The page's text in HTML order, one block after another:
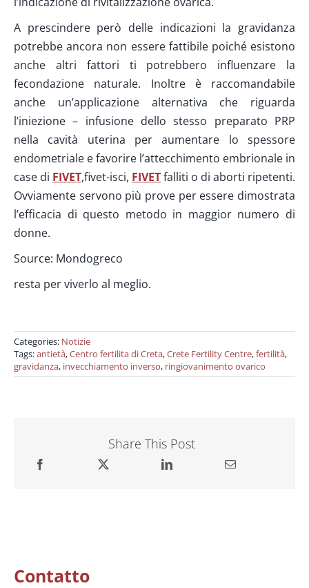
A prescindere però delle indicazioni la gravidanza
potrebbe ancora non essere fattibile poiché esistono
anche altri fattori ti potrebbero influenzare la
fecondazione naturale. Inoltre è raccomandabile
anche un’applicazione alternativa che riguarda
l’iniezione – infusione dello stesso preparato PRP
nella cavità uterina per aumentare lo spessore
endometriale e favorire l’attecchimento embrionale in
case di FIVET,fivet-isci, FIVETfalliti o di aborti ripetenti.
Ovviamente servono più prove per essere dimostrata
l’efficacia di questo metodo in maggior numero di
donne.
Source: Mondogreco
resta per viverlo al meglio.
Categories: Notizie
Tags:antietà,Centro fertilita di Creta,Crete Fertility Centre,fertilità,
gravidanza, invecchiamento inverso, ringiovanimento ovarico
Share This Post
Contatto